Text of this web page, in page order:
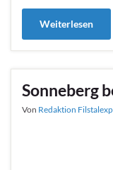
Weiterlesen
Sonneberg
Von Redaktion